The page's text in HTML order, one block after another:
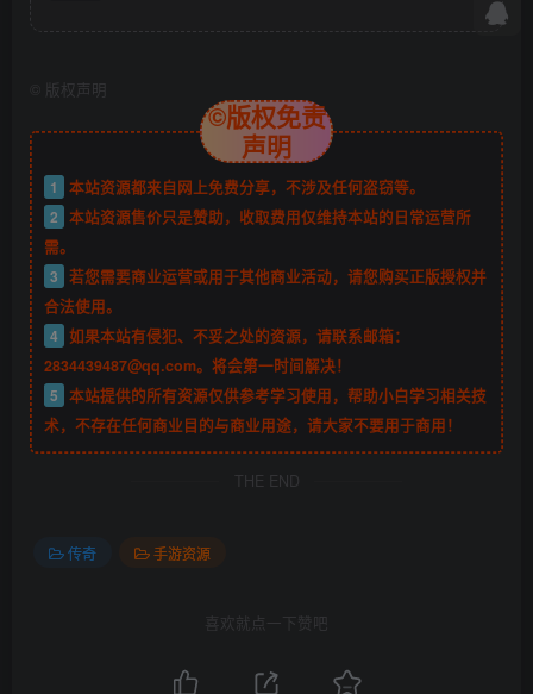
版权声明
©版权免责
声明
1
本站资源都来自网上免费分享，不涉及任何盗窃等。
2 本站资源售价只是赞助，收取费用仅维持本站的日常运营所
需。
3 若您需要商业运营或用于其他商业活动，请您购买正版授权并
合法使用。
4 如果本站有侵犯、不妥之处的资源，请联系邮箱：
2834439487@qq.com。将会第一时间解决！
5 本站提供的所有资源仅供参考学习使用，帮助小白学习相关技
术，不存在任何商业目的与商业用途，请大家不要用于商用！
THE END
传奇 手游资源
喜欢就点一下赞吧